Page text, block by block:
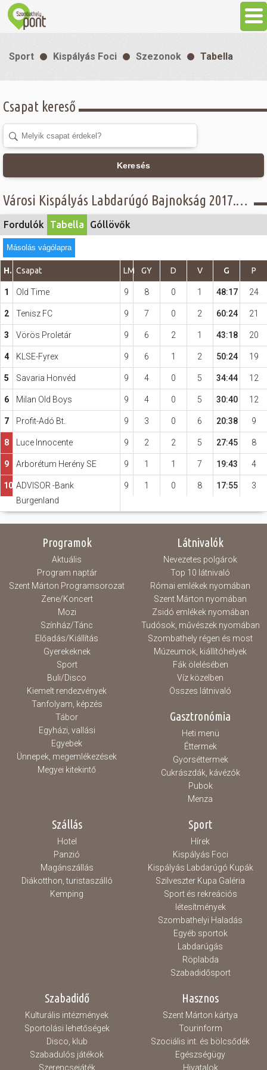
Látnivalók
Gasztronómia
Sport
Szabadidő
Hasznos
Sport Kispályás Foci Szezonok Tabella
Csapat kereső
Keresés
Városi Kispályás Labdarúgó Bajnokság 2017. - Tabella - Öregfiúk II. csoport
Fordulók Tabella Góllövők
Másolás vágólapra
H. Csapat LM GY D V G P
1 Old Time 9 8 0 1 48:17 24
2 Tenisz FC 9 7 0 2 60:24 21
3 Vörös Proletár 9 6 2 1 43:18 20
4 KLSE-Fyrex 9 6 1 2 50:24 19
5 Savaria Honvéd 9 4 0 5 34:44 12
6 Milan Old Boys 9 4 0 5 30:40 12
7 Profit-Adó Bt. 9 3 0 6 20:38 9
8 Luce Innocente 9 2 2 5 27:45 8
9 Arborétum Herény SE 9 1 1 7 19:43 4
10 ADVISOR -Bank
Burgenland
9 1 0 8 17:55 3
Programok
Aktuális
Program naptár
Szent Márton Programsorozat
Zene/Koncert
Mozi
Színház/Tánc
Előadás/Kiállítás
Gyerekeknek
Sport
Buli/Disco
Kiemelt rendezvények
Tanfolyam, képzés
Tábor
Egyházi, vallási
Egyebek
Ünnepek, megemlékezések
Megyei kitekintő
Látnivalók
Nevezetes polgárok
Top 10 látnivaló
Római emlékek nyomában
Szent Márton nyomában
Zsidó emlékek nyomában
Tudósok, művészek nyomában
Szombathely régen és most
Múzeumok, kiállítóhelyek
Fák ölelésében
Víz közelben
Összes látnivaló
Gasztronómia
Heti menü
Éttermek
Gyorséttermek
Cukrászdák, kávézók
Pubok
Menza
Szállás
Hotel
Panzió
Magánszállás
Diákotthon, turistaszálló
Kemping
Sport
Hírek
Kispályás Foci
Kispályás Labdarúgó Kupák
Szilveszter Kupa Galéria
Sport és rekreációs
létesítmények
Szombathelyi Haladás
Egyéb sportok
Labdarúgás
Röplabda
Szabadidősport
Szabadidő
Kulturális intézmények
Sportolási lehetőségek
Disco, klub
Szabadulós játékok
Szerencsejáték
Hasznos
Szent Márton kártya
Tourinform
Szociális int. és bölcsődék
Egészségügy
Hivatalok